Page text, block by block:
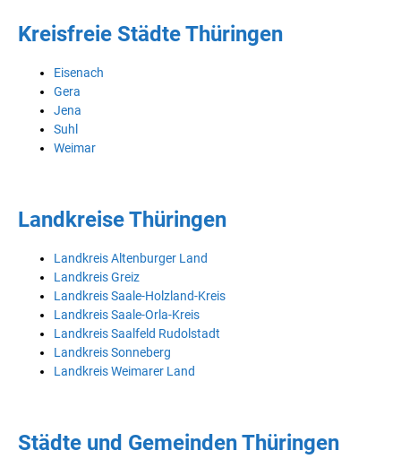
Kreisfreie Städte Thüringen
Eisenach
Gera
Jena
Suhl
Weimar
Landkreise Thüringen
Landkreis Altenburger Land
Landkreis Greiz
Landkreis Saale-Holzland-Kreis
Landkreis Saale-Orla-Kreis
Landkreis Saalfeld Rudolstadt
Landkreis Sonneberg
Landkreis Weimarer Land
Städte und Gemeinden Thüringen